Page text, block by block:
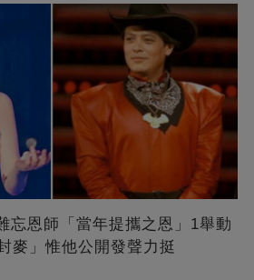
忘恩師「當年提攜之恩」1舉動
」惟他公開發聲力挺